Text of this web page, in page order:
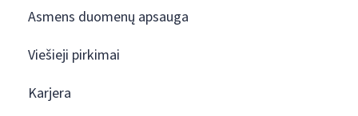
Asmens duomenų apsauga
Viešieji pirkimai
Karjera